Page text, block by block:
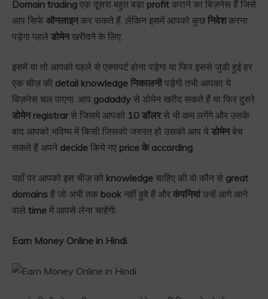
Domain trading एक दूसरा बहुत बड़ा profit कराने का बिज़नेस हैं जिसे
आप सिर्फ ऑनलाइनकर सकते हैं. लेकिन इसमें आपको कुछ निवेशकरना
पड़ेगा पहले डोमेनखरीदने के लिए.
इसमें या तो आपको पहले से एक्सपर्ट होना पड़ेगा या फिर इससे जुडी हुई हर
एक चीज़ की detail knowledge निकालनीपड़ेगी तभी आपका ये
बिज़नेस चल पाएगा. आप godaddy से डोमेन खरीद सकते हैं या फिर दुसरे
डोमेन registrarसे जिसमे आपको 10 डॉलरसे भी कम लगेंगे और उसके
बाद आपको भविष्य में किसी जिसको जरुरत हो उसको आप ये डोमेनबेच
सकते हैं अपने decide किये गए price के according
यहाँ पर आपको इस चीज़ को knowledge चाहिए की वो कौन से great
domains हैं जो अभी तक book नहीं हुवे हैं और कंपनियांउन्हें आगे आने
वाले time में आपसे लेना चाहेंगी.
Earn Money Online in Hindi